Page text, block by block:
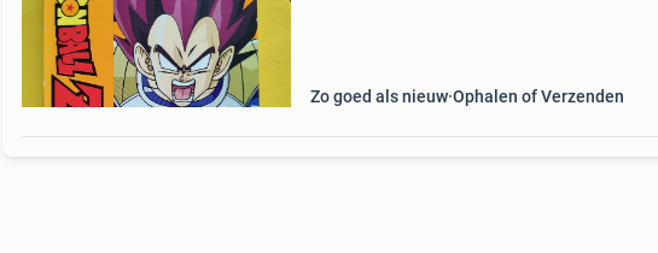
Zo goed als nieuw Ophalen of Verzenden